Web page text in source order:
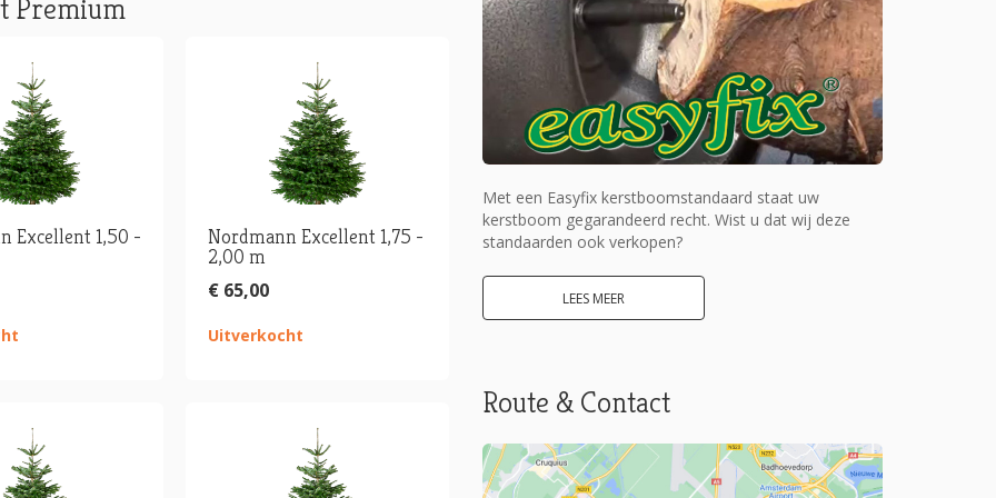
Premium
Excellent 1,50 - Nordmann Excellent 1,75 -
2,00 m
€ 65,00
Uitverkocht
Met een Easyfix kerstboomstandaard staat uw
kerstboom gegarandeerd recht. Wist u dat wij deze
standaarden ook verkopen?
LEES MEER
Route & Contact